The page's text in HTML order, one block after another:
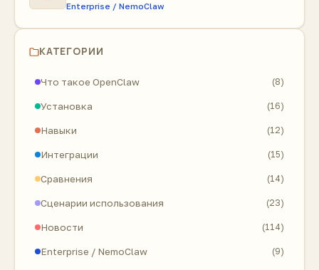
Enterprise / NemoClaw
КАТЕГОРИИ
Что такое OpenClaw (8)
Установка (16)
Навыки (12)
Интеграции (15)
Сравнения (14)
Сценарии использования (23)
Новости (114)
Enterprise / NemoClaw (9)